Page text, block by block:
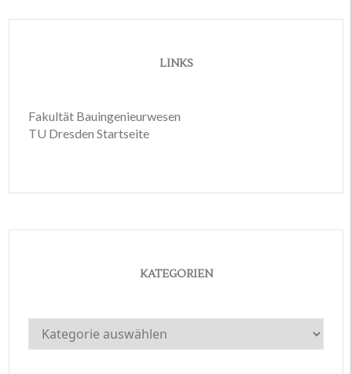
LINKS
Fakultät Bauingenieurwesen
TU Dresden Startseite
KATEGORIEN
Kategorien